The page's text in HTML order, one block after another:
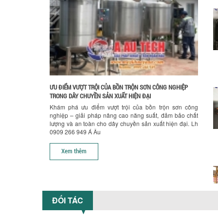
ƯU ĐIỂM VƯỢT TRỘI CỦA BỒN TRỘN SƠN CÔNG NGHIỆP
TRONG DÂY CHUYỀN SẢN XUẤT HIỆN ĐẠI
Khám phá ưu điểm vượt trội của bồn trộn sơn công
nghiệp – giải pháp nâng cao năng suất, đảm bảo chất
lượng và an toàn cho dây chuyền sản xuất hiện đại. Lh
0909 266 949 Á Âu
Xem thêm
ĐỐI TÁC